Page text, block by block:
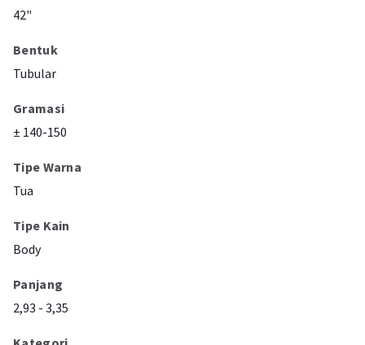
42"
Bentuk
Tubular
Gramasi
± 140-150
Tipe Warna
Tua
Tipe Kain
Body
Panjang
2,93 - 3,35